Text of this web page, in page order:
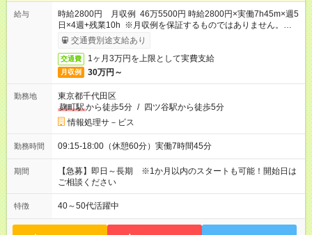
給与
時給2800円 月収例 46万5500円 時給2800円×実働7h45m×週5
日×4週+残業10h ※月収例を保証するものではありません。※給
与即受取りサービス利用可（利用条件有）
交通費別途支給あり
交通費 1ヶ月3万円を上限として実費支給
月収例 30万円～
勤務地
東京都千代田区
麹町駅から徒歩5分 / 四ツ谷駅から徒歩5分
情報処理サ－ビス
勤務時間 09:15-18:00（休憩60分）実働7時間45分
期間
【急募】即日～長期 ※1か月以内のスタートも可能！開始日は
ご相談ください
特徴 40～50代活躍中